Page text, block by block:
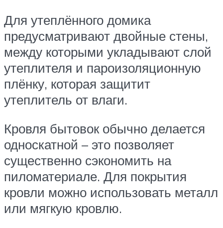
Для утеплённого домика
предусматривают двойные стены,
между которыми укладывают слой
утеплителя и пароизоляционную
плёнку, которая защитит
утеплитель от влаги.
Кровля бытовок обычно делается
односкатной – это позволяет
существенно сэкономить на
пиломатериале. Для покрытия
кровли можно использовать металл
или мягкую кровлю.